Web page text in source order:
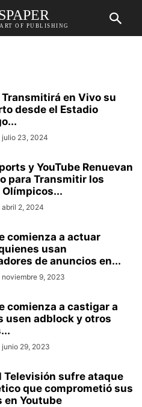
OF PUBLISHING
Transmitirá en Vivo su
desde el Estadio
julio 23, 2024
y YouTube Renuevan
para Transmitir los
abril 2, 2024
comienza a actuar
usan
de anuncios en...
noviembre 9, 2023
comienza a castigar a
usen adblock y otros
junio 29, 2023
Televisión sufre ataque
que comprometió sus
en Youtube